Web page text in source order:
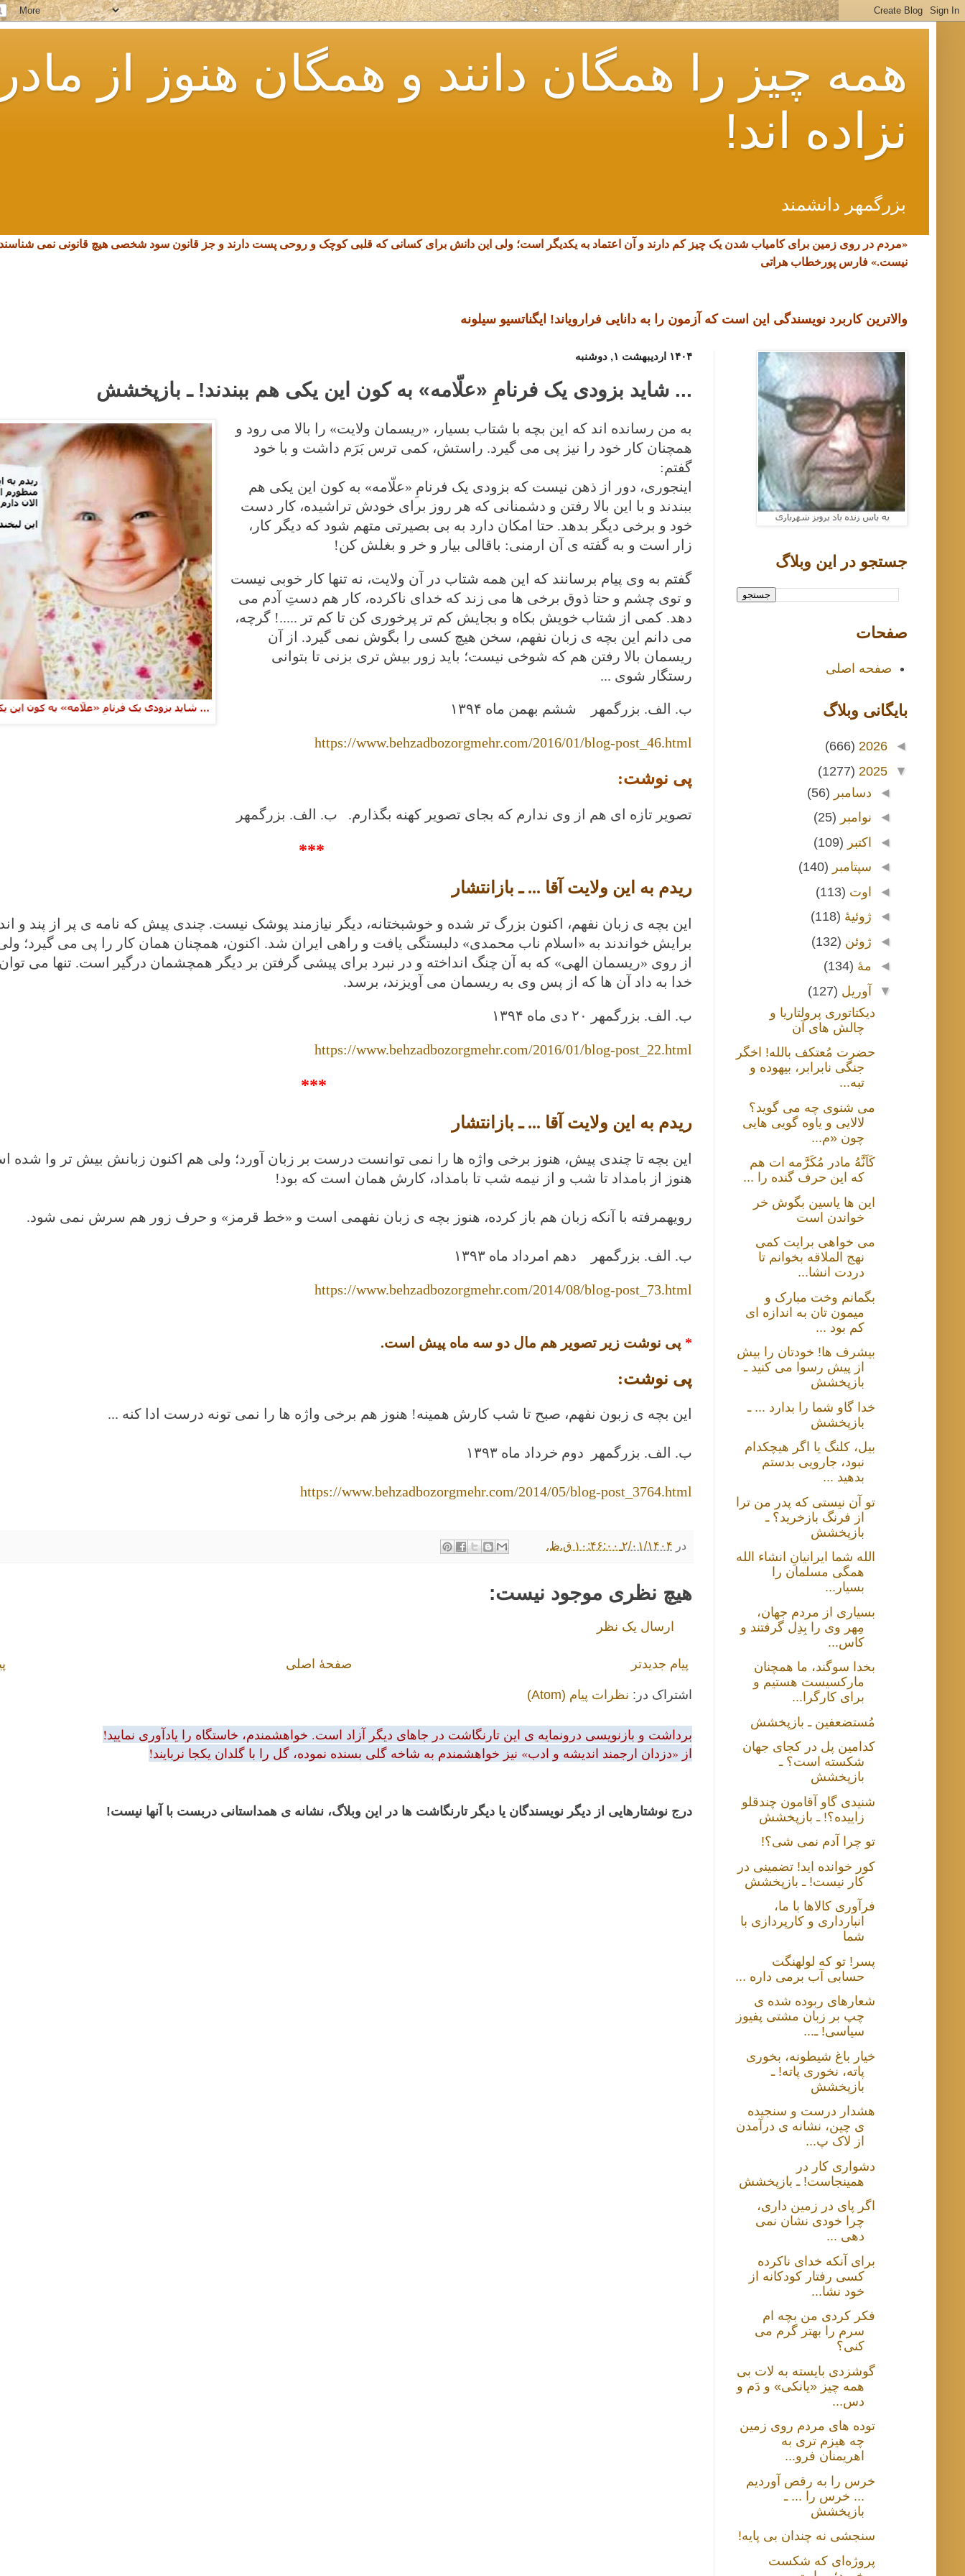
همه چیز را همگان دانند و همگان هنوز از
نزاده اند!
بزرگمهر دانشمند
«مردم در روی زمین برای کامیاب شدن یک چیز کم دارند و آن اعتماد به یکدیگر است؛ ولی این دانش برای کسانی که قلبی کوچک و روحی پست دارند و جز قانون سود شخصی هیچ قانونی نمی
نیست.» فارس پورخطاب هراتی
والاترین کاربرد نویسندگی این است که آزمون را به دانایی فرارویاند! ایگناتسیو سیلونه
۱۴۰۴ اردیبهشت ۱, دوشنبه
... شاید بزودی یک فرنامِ «علّامه» به کون این یکی هم ببندند! ـ بازپخشش
به من رسانده اند که این بچه با شتاب بسیار، «ریسمان ولایت» را بالا می رود و
همچنان کار خود را نیز پی می گیرد. راستش، کمی ترس بَرَم داشت و با خود
گفتم:
اینجوری، دور از ذهن نیست که بزودی یک فرنامِ «علّامه» به کون این یکی هم
ببندند و با این بالا رفتن و دشمنانی که هر روز برای خودش تراشیده، کار دست
خود و برخی دیگر بدهد. حتا امکان دارد به بی بصیرتی متهم شود که دیگر کار،
زار است و به گفته ی آن ارمنی: باقالی بیار و خر و بغلش کن!
گفتم به وی پیام برسانند که این همه شتاب در آن ولایت، نه تنها کار خوبی نیست
و توی چشم و حتا ذوق برخی ها می زند که خدای ناکرده، کار هم دستِ آدم می
دهد. کمی از شتاب خویش بکاه و بجایش کم تر پرخوری کن تا کم تر .....! گرچه،
می دانم این بچه ی زبان نفهم، سخن هیچ کسی را بگوش نمی گیرد. از آن
ریسمان بالا رفتن هم که شوخی نیست؛ باید زور بیش تری بزنی تا بتوانی
رستگار شوی ...
ب. الف. بزرگمهر ششم بهمن ماه ۱۳۹۴
https://www.behzadbozorgmehr.com/2016/01/blog-post_46.html
پی نوشت:
تصویر تازه ای هم از وی ندارم که بجای تصویر کهنه بگذارم. ب. الف. بزرگمهر
***
ریدم به این ولایت آقا ... ـ بازانتشار
این بچه ی زبان نفهم، اکنون بزرگ تر شده و خوشبختانه، دیگر نیازمند پوشک نیست. چندی پیش که نامه ی پر از پند و
برایش خواندند به «اسلام ناب محمدی» دلبستگی یافت و راهی ایران شد. اکنون، همچنان همان کار را پی می گیرد؛
از روی «ریسمان الهی» که به آن چنگ انداخته و در نبرد برای پیشی گرفتن بر دیگر همچشمان درگیر است. تنها می
خدا به داد آن ها که از پس وی به ریسمان می آویزند، برسد.
ب. الف. بزرگمهر ۲۰ دی ماه ۱۳۹۴
https://www.behzadbozorgmehr.com/2016/01/blog-post_22.html
***
ریدم به این ولایت آقا ... ـ بازانتشار
این بچه تا چندی پیش، هنوز برخی واژه ها را نمی توانست درست بر زبان آورد؛ ولی هم اکنون زبانش بیش تر وا شده
هنوز از بامداد تا شب و از نیمه شب تا بامداد، کارش همان است که بود!
رویهمرفته با آنکه زبان هم باز کرده، هنوز بچه ی زبان نفهمی است و «خط قرمز» و حرف زور هم سرش نمی شود.
ب. الف. بزرگمهر دهم امرداد ماه ۱۳۹۳
https://www.behzadbozorgmehr.com/2014/08/blog-post_73.html
* پی نوشت زیر تصویر هم مال دو سه ماه پیش است.
پی نوشت:
این بچه ی زبون نفهم، صبح تا شب کارش همینه! هنوز هم برخی واژه ها را نمی تونه درست ادا کنه ...
ب. الف. بزرگمهر دوم خرداد ماه ۱۳۹۳
https://www.behzadbozorgmehr.com/2014/05/blog-post_3764.html
در ۲/۰۱/۱۴۰۴ ۱۰:۴۶:۰۰ ق.ظ.
هیچ نظری موجود نیست:
ارسال یک نظر
پیام جدیدتر صفحهٔ اصلی
اشتراک در: نظرات پیام (Atom)
برداشت و بازنویسی درونمایه ی این تارنگاشت در جاهای دیگر آزاد است. خواهشمندم، خاستگاه را یادآوری نمایید!
از «دزدان ارجمند اندیشه و ادب» نیز خواهشمندم به شاخه گلی بسنده نموده، گل را با گلدان یکجا نربایند!
درج نوشتارهایی از دیگر نویسندگان یا دیگر تارنگاشت ها در این وبلاگ، نشانه ی همداستانی دربست با آنها نیست!
جستجو در اين وبلاگ
صفحات
صفحه اصلی
بايگانی وبلاگ
◄
2026
(666)
▼
2025
(1277)
◄ دسامبر (56)
◄ نوامبر (25)
◄ اکتبر (109)
◄ سپتامبر (140)
◄ اوت (113)
◄ ژوئیهٔ (118)
◄ ژوئن (132)
◄ مهٔ (134)
▼ آوریل (127)
دیکتاتوری پرولتاریا و
چالش های آن
حضرت مُعتکف بالله! اخگر
جنگی نابرابر، بیهوده و
تبه...
می شنوی چه می گوید؟
لالایی و یاوه گویی هایی
چون «م...
کَاَنَّهُ مادر مُکَرَّمه ات هم
که این حرف گنده را ...
این ها یاسین بگوش خر
خواندن است
می خواهی برایت کمی
نهج الملاقه بخوانم تا
دردت انشا...
بگمانم وخت مبارک و
میمون تان به اندازه ای
کم بود ...
بیشرف ها! خودتان را بیش
از پیش رسوا می کنید ـ
بازپخشش
خدا گاو شما را بدارد ... ـ
بازپخشش
بیل، کلنگ یا اگر هیچکدام
نبود، جارویی بدستم
بدهید ...
تو آن نیستی که پدر من ترا
از فرنگ بازخرید؟ ـ
بازپخشش
الله شما ایرانیانِ انشاء الله
همگی مسلمان را
بسیار...
بسیاری از مردم جهان،
مِهر وی را بِدِل گرفتند و
کاس...
بخدا سوگند، ما همچنان
مارکسیست هستیم و
برای کارگرا...
مُستضعفین ـ بازپخشش
کدامین پل در کجای جهان
شکسته است؟ ـ
بازپخشش
شنیدی گاو آقامون چندقلو
زاییده؟! ـ بازپخشش
تو چرا آدم نمی شی؟!
کور خوانده اید! تضمینی در
کار نیست! ـ بازپخشش
فرآوری کالاها با ما،
انبارداری و کارپردازی با
شما
پسر! تو که لولهنگت
حسابی آب برمی داره ...
شعارهای ربوده شده ی
چپ بر زبان مشتی پفیوز
سیاسی! ـ...
خیار باغ شیطونه، بخوری
پاته، نخوری پاته! ـ
بازپخشش
هشدار درست و سنجیده
ی چین، نشانه ی درآمدن
از لاک پ...
دشواری کار در
همینجاست! ـ بازپخشش
اگر پای در زمین داری،
چرا خودی نشان نمی
دهی ...
برای آنکه خدای ناکرده
کسی رفتار کودکانه از
خود نشا...
فکر کردی من بچه ام
سرم را بهتر گرم می
کنی؟
گوشزدی بایسته به لات بی
همه چیز «یانکی» و دَم و
دس...
توده های مردم روی زمین
چه هیزم تری به
اهریمنان فرو...
خرس را به رقص آوردیم
... خرس را ... ـ
بازپخشش
سنجشی نه چندان بی پایه!
پروژه‌ای که شکست